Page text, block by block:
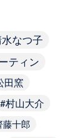
なつ子
ティン
田窯
村山大介
藤十郎